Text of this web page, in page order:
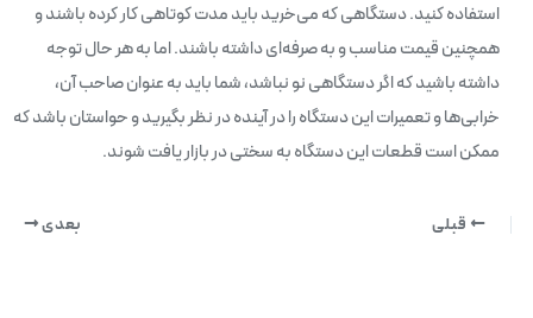
استفاده کنید. دستگاهی که می‌خرید باید مدت کوتاهی کار کرده باشند و
همچنین قیمت مناسب و به صرفه‌ای داشته باشند. اما به هر حال توجه
داشته باشید که اگر دستگاهی نو نباشد، شما باید به عنوان صاحب آن،
خرابی‌ها و تعمیرات این دستگاه را در آینده در نظر بگیرید و حواستان باشد که
ممکن است قطعات این دستگاه به سختی در بازار یافت شوند.
قبلی بعدی